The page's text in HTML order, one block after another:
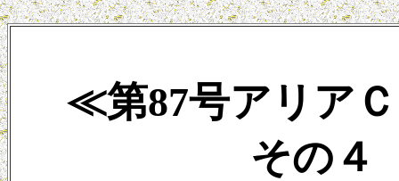
≪第87号アリア
その４